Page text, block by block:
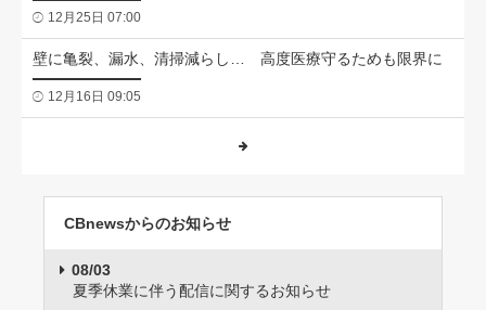
12月25日 07:00
壁に亀裂、漏水、清掃減らし… 高度医療守るためも限界に
12月16日 09:05
CBnewsからのお知らせ
08/03
夏季休業に伴う配信に関するお知らせ